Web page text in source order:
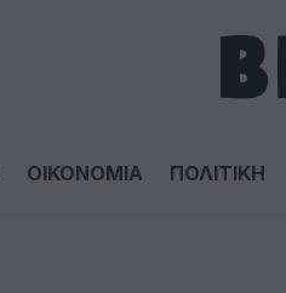
ΟΙΚΟΝΟΜΙΑ ΠΟΛΙΤΙΚΗ